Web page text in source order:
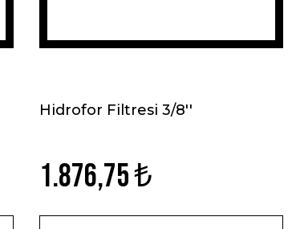
Hidrofor Filtresi 3/8''
1.876,75 ₺